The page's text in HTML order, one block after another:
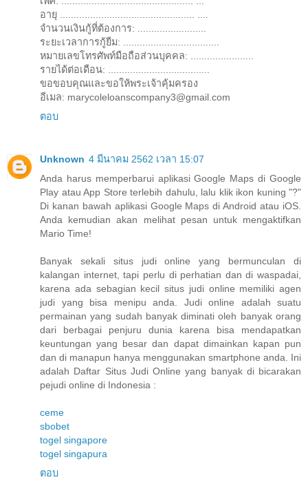
อายุ ................................................. ....
จำนวนเงินกู้ที่ต้องการ: .........................
ระยะเวลาการกู้ยืม: ...................................
หมายเลขโทรศัพท์มือถือส่วนบุคคล: .......................
รายได้ต่อเดือน: .....................................
ขอขอบคุณและขอให้พระเจ้าคุ้มครอง
อีเมล: marycoleloanscompany3@gmail.com
ตอบ
Unknown 4 มีนาคม 2562 เวลา 15:07
Anda harus memperbarui aplikasi Google Maps di Google
Play atau App Store terlebih dahulu, lalu klik ikon kuning "?"
Di kanan bawah aplikasi Google Maps di Android atau iOS.
Anda kemudian akan melihat pesan untuk mengaktifkan
Mario Time!
Banyak sekali situs judi online yang bermunculan di
kalangan internet, tapi perlu di perhatian dan di waspadai,
karena ada sebagian kecil situs judi online memiliki agen
judi yang bisa menipu anda. Judi online adalah suatu
permainan yang sudah banyak diminati oleh banyak orang
dari berbagai penjuru dunia karena bisa mendapatkan
keuntungan yang besar dan dapat dimainkan kapan pun
dan di manapun hanya menggunakan smartphone anda. Ini
adalah Daftar Situs Judi Online yang banyak di bicarakan
pejudi online di Indonesia :
ceme
sbobet
togel singapore
togel singapura
ตอบ